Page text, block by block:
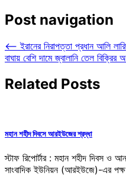
Post navigation
⟵ ইরানের নিরাপত্তা প্রধান আলি
বাঘায় বেশি দামে জ্বালানি তেল
Related Posts
মহান শহীদ দিবসে আরইউজের শ্রদ্ধা
স্টাফ রিপোর্টার : মহান শহীদ দিবস ও
সাংবাদিক ইউনিয়ন (আরইউজে)-এর পক্ষ